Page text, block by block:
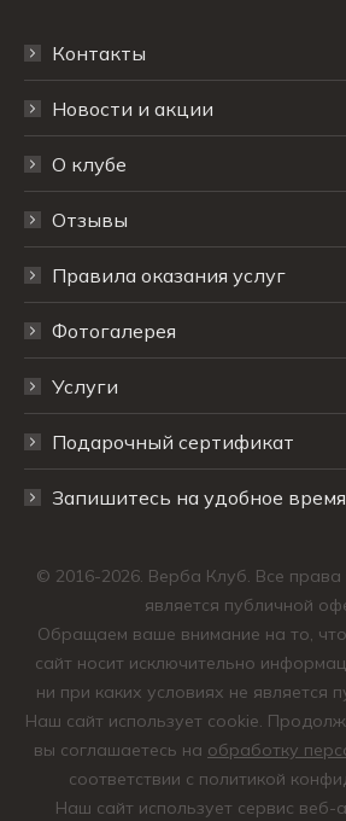
Контакты
Новости и акции
О клубе
Отзывы
Правила оказания услуг
Фотогалерея
Услуги
Подарочный сертификат
Запишитесь на удобное
© 2016-2026. Верба Клуб. Все
является публичной
Обращаем ваше внимание на то,
сайт носит исключительно
ни при каких условиях не является
Наш сайт использует cookie.
вы соглашаетесь на обработку
соответствии с политикой
Наш сайт использует сервис веб-